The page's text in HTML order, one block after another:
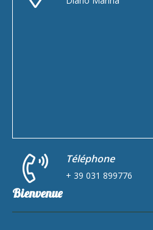
Téléphone
+ 39 031 899776
Bienvenue